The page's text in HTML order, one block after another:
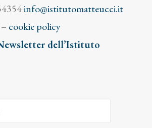
info@istitutomatteucci.it
– cookie policy
dell’Istituto